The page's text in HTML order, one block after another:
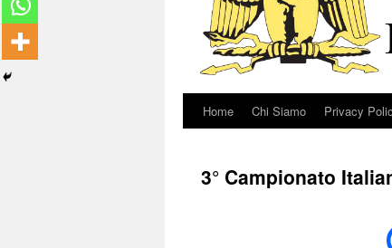
Home Chi Siamo Privacy
3° Campionato